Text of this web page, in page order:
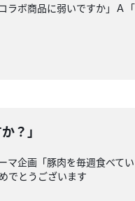
ラボ商品に弱いですか」Ａ
？」
マ企画「豚肉を毎週食べて
でとうございます